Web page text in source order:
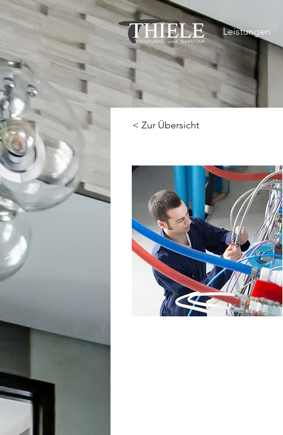
Leistungen
< Zur Übersicht